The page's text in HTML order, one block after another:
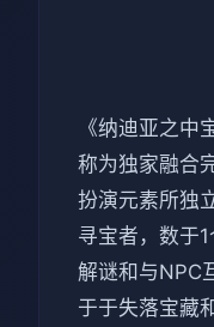
《纳迪亚之中
称为独家融合
扮演元素所独
寻宝者，数于1
解谜和与NPC
于于失落宝藏